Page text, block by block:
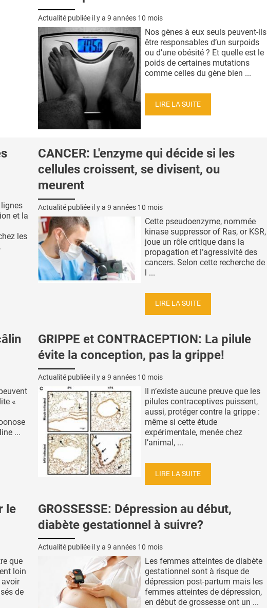
Actualité publiée il y a 9 années 10 mois
Nos gènes à eux seuls peuvent-ils
être responsables d’un surpoids
ou d’une obésité ? Et quelle est le
poids de certaines mutations
comme celles du gène bien ...
LIRE LA SUITE
et la
les
CANCER: L'enzyme qui décide si les
cellules croissent, se divisent, ou
meurent
Actualité publiée il y a 9 années 10 mois
Cette pseudoenzyme, nommée
kinase suppressor of Ras, or KSR,
joue un rôle critique dans la
propagation et l’agressivité des
cancers. Selon cette recherche de
l ...
LIRE LA SUITE
«
...
GRIPPE et CONTRACEPTION: La pilule
évite la conception, pas la grippe!
Actualité publiée il y a 9 années 10 mois
Il n’existe aucune preuve que les
pilules contraceptives puissent,
aussi, protéger contre la grippe :
même si cette étude
expérimentale, menée chez
l’animal, ...
LIRE LA SUITE
le
que
loin
avoir
de
GROSSESSE: Dépression au début,
diabète gestationnel à suivre?
Actualité publiée il y a 9 années 10 mois
Les femmes atteintes de diabète
gestationnel sont à risque de
dépression post-partum mais les
femmes atteintes de dépression,
en début de grossesse ont un ...